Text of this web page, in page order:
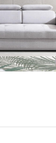
Fan
Więcej